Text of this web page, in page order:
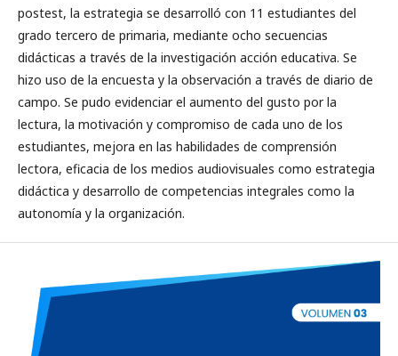
postest, la estrategia se desarrolló con 11 estudiantes del
grado tercero de primaria, mediante ocho secuencias
didácticas a través de la investigación acción educativa. Se
hizo uso de la encuesta y la observación a través de diario de
campo. Se pudo evidenciar el aumento del gusto por la
lectura, la motivación y compromiso de cada uno de los
estudiantes, mejora en las habilidades de comprensión
lectora, eficacia de los medios audiovisuales como estrategia
didáctica y desarrollo de competencias integrales como la
autonomía y la organización.